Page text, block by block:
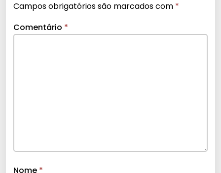
Campos obrigatórios são marcados com *
Comentário *
Nome *